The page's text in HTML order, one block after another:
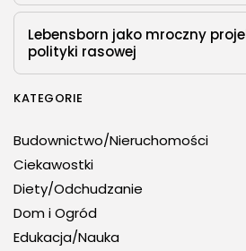
Lebensborn jako mroczny
polityki rasowej
KATEGORIE
Budownictwo/Nieruchomości
Ciekawostki
Diety/Odchudzanie
Dom i Ogród
Edukacja/Nauka